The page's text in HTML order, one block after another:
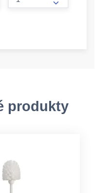
form.increase-
produkty